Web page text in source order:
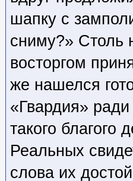
шапку с
сниму?» Столь
восторгом
же нашелся
«Гвардия» ради
такого благого
Реальных
слова их